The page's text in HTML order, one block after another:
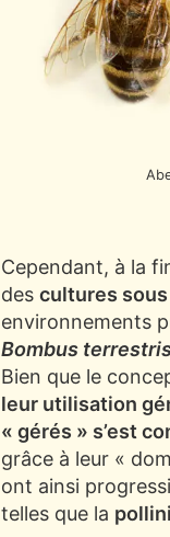
Cependant, à la
descultures
environnements
Bombus
Bien que le
leur utilisation
« gérés » s’est
grâce à leur «
ont ainsi
telles que la